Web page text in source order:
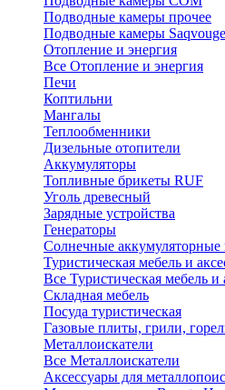
Подводные камеры прочее
Подводные камеры Saqvouge
Отопление и энергия
Все Отопление и энергия
Печи
Коптильни
Мангалы
Теплообменники
Дизельные отопители
Аккумуляторы
Топливные брикеты RUF
Уголь древесный
Зарядные устройства
Генераторы
Солнечные аккумуляторные
Туристическая мебель и
Все Туристическая мебель и
Складная мебель
Посуда туристическая
Газовые плиты, грили,
Металлоискатели
Все Металлоискатели
Аксессуары для